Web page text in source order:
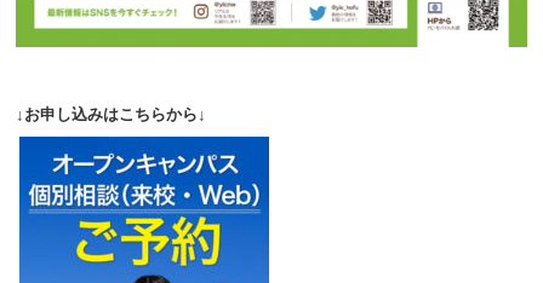
↓お申し込みはこちらから↓